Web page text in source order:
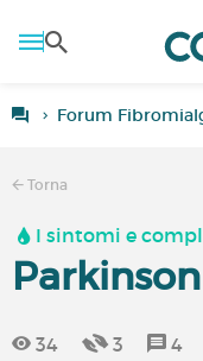
Forum
Torna
I sintomi e
34 3 4